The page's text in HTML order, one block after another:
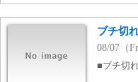
ブチ切
08/07（
■ブチ切